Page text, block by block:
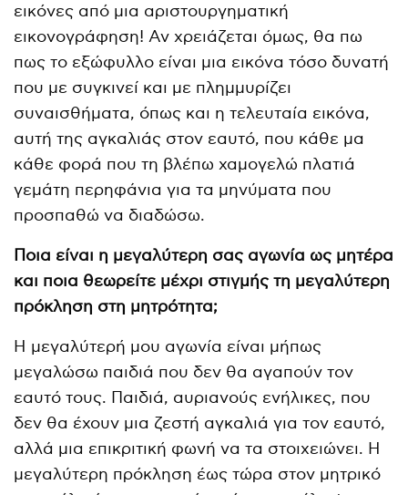
εικόνες από μια αριστουργηματική
εικονογράφηση! Αν χρειάζεται όμως, θα πω
πως το εξώφυλλο είναι μια εικόνα τόσο δυνατή
που με συγκινεί και με πλημμυρίζει
συναισθήματα, όπως και η τελευταία εικόνα,
αυτή της αγκαλιάς στον εαυτό, που κάθε μα
κάθε φορά που τη βλέπω χαμογελώ πλατιά
γεμάτη περηφάνια για τα μηνύματα που
προσπαθώ να διαδώσω.
Ποια είναι η μεγαλύτερη σας αγωνία ως μητέρα
και ποια θεωρείτε μέχρι στιγμής τη μεγαλύτερη
πρόκληση στη μητρότητα;
Η μεγαλύτερή μου αγωνία είναι μήπως
μεγαλώσω παιδιά που δεν θα αγαπούν τον
εαυτό τους. Παιδιά, αυριανούς ενήλικες, που
δεν θα έχουν μια ζεστή αγκαλιά για τον εαυτό,
αλλά μια επικριτική φωνή να τα στοιχειώνει. Η
μεγαλύτερη πρόκληση έως τώρα στον μητρικό